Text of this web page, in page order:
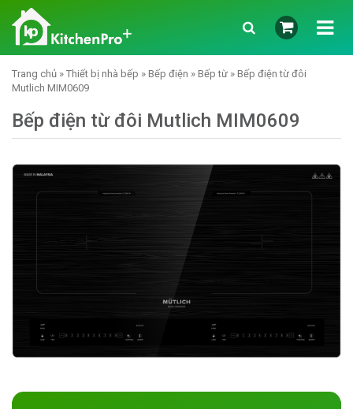
Trang chủ » Thiết bị nhà bếp » Bếp điện » Bếp từ » Bếp điện từ đôi
Mutlich MIM0609
Bếp điện từ đôi Mutlich MIM0609